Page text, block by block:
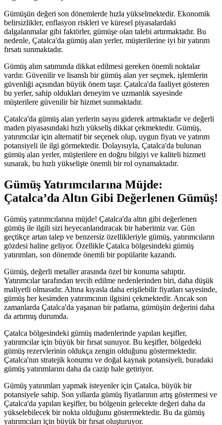
Gümüşün değeri son dönemlerde hızla yükselmektedir. Ekonomik
belirsizlikler, enflasyon riskleri ve küresel piyasalardaki
dalgalanmalar gibi faktörler, gümüşe olan talebi artırmaktadır. Bu
nedenle, Çatalca'da gümüş alan yerler, müşterilerine iyi bir yatırım
fırsatı sunmaktadır.
Gümüş alım satımında dikkat edilmesi gereken önemli noktalar
vardır. Güvenilir ve lisanslı bir gümüş alan yer seçmek, işlemlerin
güvenliği açısından büyük önem taşır. Çatalca'da faaliyet gösteren
bu yerler, sahip oldukları deneyim ve uzmanlık sayesinde
müşterilere güvenilir bir hizmet sunmaktadır.
Çatalca'da gümüş alan yerlerin sayısı giderek artmaktadır ve değerli
maden piyasasındaki hızlı yükseliş dikkat çekmektedir. Gümüş,
yatırımcılar için alternatif bir seçenek olup, uygun fiyatı ve yatırım
potansiyeli ile ilgi görmektedir. Dolayısıyla, Çatalca'da bulunan
gümüş alan yerler, müşterilere en doğru bilgiyi ve kaliteli hizmeti
sunarak, bu hızlı yükselişte önemli bir rol oynamaktadır.
Gümüş Yatırımcılarına Müjde:
Çatalca’da Altın Gibi Değerlenen Gümüş!
Gümüş yatırımcılarına müjde! Çatalca'da altın gibi değerlenen
gümüş ile ilgili sizi heyecanlandıracak bir haberimiz var. Gün
geçtikçe artan talep ve benzersiz özellikleriyle gümüş, yatırımcıların
gözdesi haline geliyor. Özellikle Çatalca bölgesindeki gümüş
yatırımları, son dönemde önemli bir popülarite kazandı.
Gümüş, değerli metaller arasında özel bir konuma sahiptir.
Yatırımcılar tarafından tercih edilme nedenlerinden biri, daha düşük
maliyetli olmasıdır. Altına kıyasla daha erişilebilir fiyatları sayesinde,
gümüş her kesimden yatırımcının ilgisini çekmektedir. Ancak son
zamanlarda Çatalca'da yaşanan bir patlama, gümüşün değerini daha
da artırmış durumda.
Çatalca bölgesindeki gümüş madenlerinde yapılan keşifler,
yatırımcılar için büyük bir fırsat sunuyor. Bu keşifler, bölgedeki
gümüş rezervlerinin oldukça zengin olduğunu göstermektedir.
Çatalca'nın stratejik konumu ve doğal kaynak potansiyeli, buradaki
gümüş yatırımlarını daha da cazip hale getiriyor.
Gümüş yatırımları yapmak isteyenler için Çatalca, büyük bir
potansiyele sahip. Son yıllarda gümüş fiyatlarının artış göstermesi ve
Çatalca'da yapılan keşifler, bu bölgenin gelecekte değeri daha da
yükselebilecek bir nokta olduğunu göstermektedir. Bu da gümüş
yatırımcıları için büyük bir fırsat oluşturuyor.